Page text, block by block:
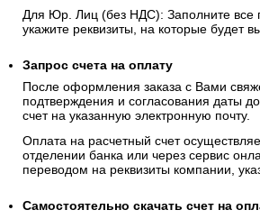
Для Юр. Лиц (без НДС): Заполните
укажите реквизиты, на которые будет
Запрос счета на оплату
После оформления заказа с Вами
подтверждения и согласования даты
счет на указанную электронную почту.
Оплата на расчетный счет
отделении банка или через сервис
переводом на реквизиты компании,
Самостоятельно скачать счет на